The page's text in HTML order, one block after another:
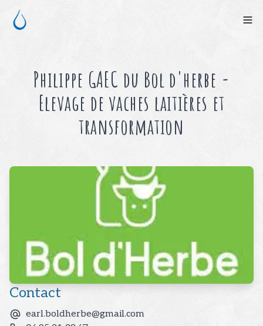
Philippe GAEC du Bol d'herbe -
Elevage de vaches laitières et
transformation
Contact
earl.boldherbe@gmail.com